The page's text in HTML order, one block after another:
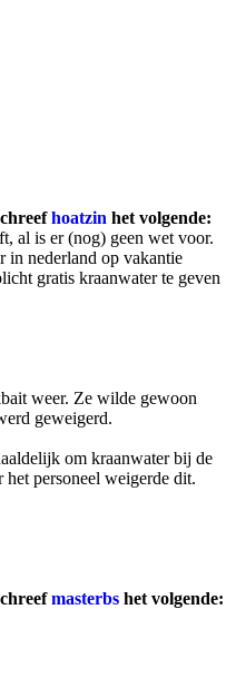
hoatzin het volgende:
al is er (nog) geen wet voor.
in nederland op vakantie
gratis kraanwater te geven
weer. Ze wilde gewoon
geweigerd.
om kraanwater bij de
het personeel weigerde dit.
masterbs het volgende: